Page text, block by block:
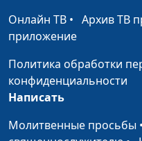
Интернет-
мошенничество: как
не стать жертвой?
Зачем нужна
команда?
Онлайн ТВ • Архив ТВ
приложение
Политика обработки
конфиденциальности
Написать
Молитвенные просьбы